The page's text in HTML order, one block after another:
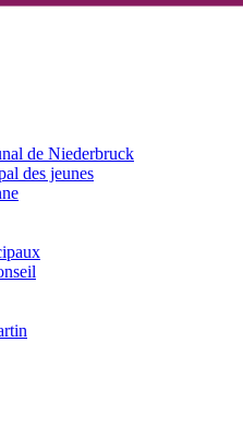
de Niederbruck
des jeunes